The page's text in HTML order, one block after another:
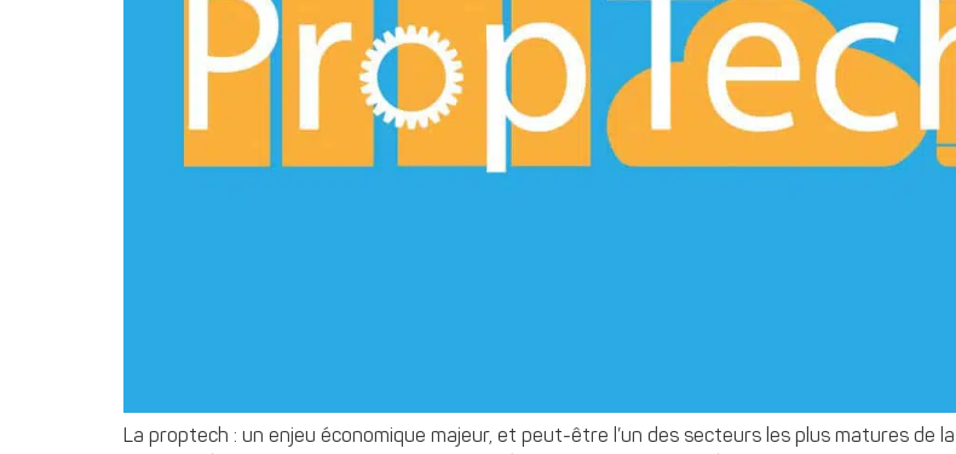
La proptech : un enjeu économique majeur, et peut-être l’un des secteurs les plus matures de